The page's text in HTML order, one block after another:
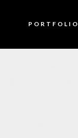
PORTFOLIO